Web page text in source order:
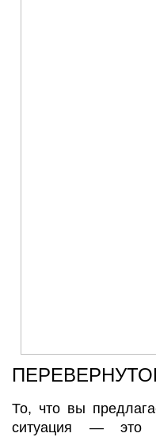
То, что вы
ситуация —это